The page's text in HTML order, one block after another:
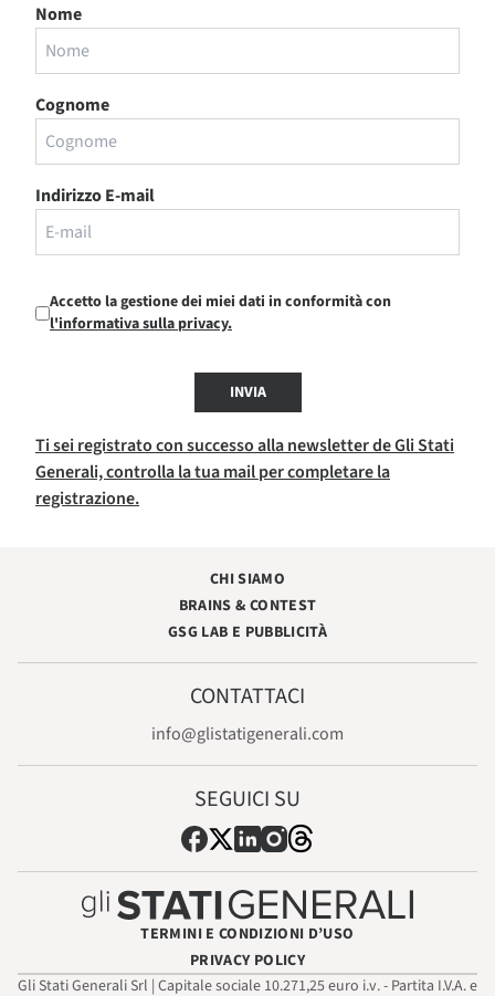
Nome
Cognome
Indirizzo E-mail
Accetto la gestione dei miei dati in conformità con
l'informativa sulla privacy.
INVIA
Ti sei registrato con successo alla newsletter de Gli Stati
Generali, controlla la tua mail per completare la
registrazione.
CHI SIAMO
BRAINS & CONTEST
GSG LAB E PUBBLICITÀ
CONTATTACI
info@glistatigenerali.com
SEGUICI SU
TERMINI E CONDIZIONI D’USO
PRIVACY POLICY
Gli Stati Generali Srl | Capitale sociale 10.271,25 euro i.v. - Partita I.V.A. e